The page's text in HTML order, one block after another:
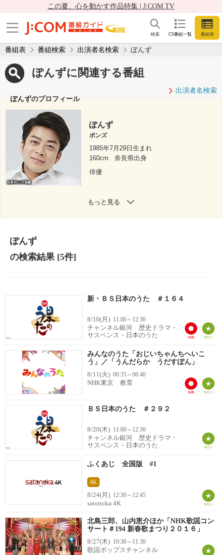
この夏、心を動かす作品特集 | J:COM TV
CS番組一覧 番組表
検索
番組表 番組検索 出演者名検索 ぽんず
ぽんずに関連する番組
出演者名検索
ぽんずのプロフィール
ぽんず
ポンズ
1985年7月29日生まれ
160cm
奈良県出身
俳優
もっと見る
ぽんず
の検索結果[5件]
新・ＢＳ日本のうた ＃１６４
8/10(月) 11:00～12:30
チャンネル銀河 歴史ドラマ・
サスペンス・日本のうた
みんなのうた「おじいちゃんちへいこ
う」／「うんだらか うだすぽん」
8/11(火) 06:35～06:40
NHK東京 教育
ＢＳ日本のうた ＃２９２
8/20(木) 11:00～12:30
チャンネル銀河 歴史ドラマ・
サスペンス・日本のうた
ふくあじ 全国版 #1
4K
8/24(月) 12:30～12:45
satonoka 4K
北島三郎、山内恵介ほか「NHK歌謡コン
サート＃194 新春歌まつり２０１６」
8/27(木) 10:30～11:30
歌謡ポップスチャンネル